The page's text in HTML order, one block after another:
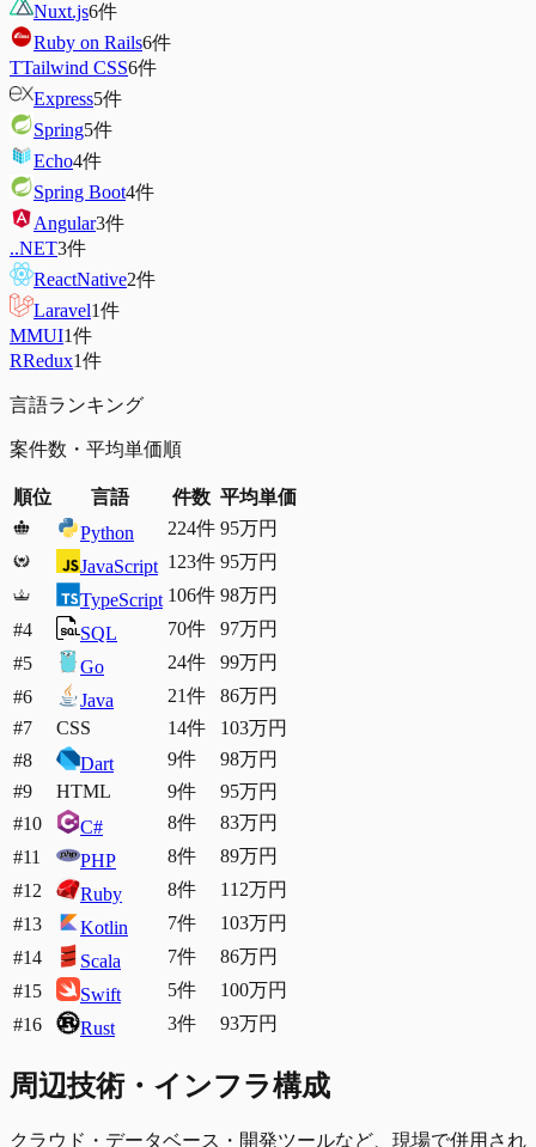
Nuxt.js6件
Ruby on Rails6件
TTailwind CSS6件
Express5件
Spring5件
Echo4件
Spring Boot4件
Angular3件
..NET3件
ReactNative2件
Laravel1件
MMUI1件
RRedux1件
言語ランキング
案件数・平均単価順
順位 言語 件数 平均単価
Python
224件 95万円
JavaScript 123件 95万円
TypeScript 106件 98万円
#4
SQL 70件
97万円
#5
Go 24件
99万円
#6
Java 21件
86万円
#7
CSS 14件
103万円
#8
Dart 9件
98万円
#9
HTML 9件
95万円
#10
C# 8件
83万円
#11
PHP 8件
89万円
#12
Ruby 8件
112万円
#13
Kotlin 7件
103万円
#14
Scala 7件
86万円
#15
Swift 5件
100万円
#16
Rust 3件 93万円
周辺技術・インフラ構成
クラウド・データベース・開発ツールなど、現場で併用され